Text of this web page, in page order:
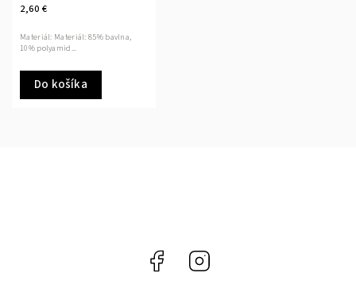
2,60 €
Do košíka
Materiál: Materiál: 85% bavlna,
10% polyamid...
Facebook